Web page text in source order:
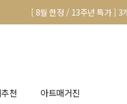
[ 8월 한정 / 13주년 특가 ] 3
천 아트매거진